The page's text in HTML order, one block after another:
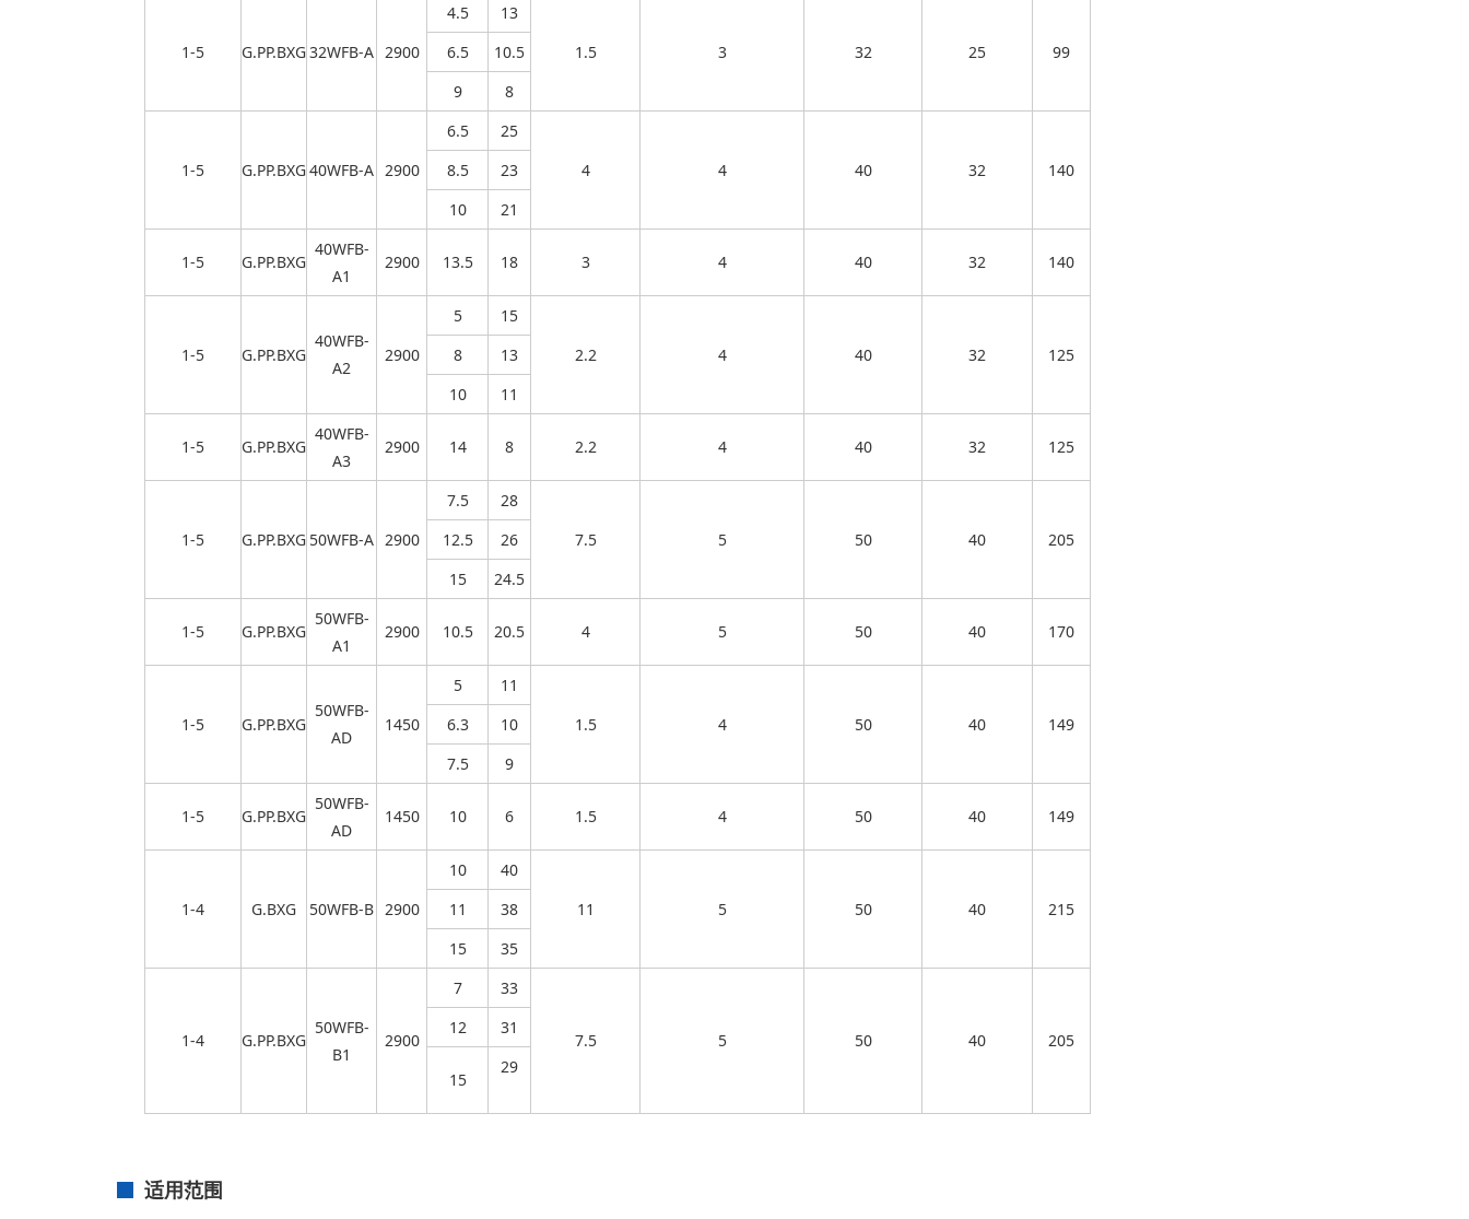
1-5 G.PP.BXG32WFB-A 2900
4.5
13
1.5
3 32 25 99
6.5
10.5
9
8
1-5 G.PP.BXG40WFB-A 2900
6.5
25
4
4 40 32 140
8.5
23
10
21
1-5 G.PP.BXG
40WFB-
A1
2900 13.5 18 3 4 40 32 140
1-5 G.PP.BXG
40WFB-
A2
2900
5
15
2.2
4 40 32 125
8
13
10
11
1-5 G.PP.BXG
40WFB-
A3
2900 14 8 2.2 4 40 32 125
1-5 G.PP.BXG 50WFB-A 2900
7.5
28
7.5
5 50 40 205
12.5
26
15
24.5
1-5 G.PP.BXG
50WFB-
A1
2900 10.5 20.5 4 5 50 40 170
1-5 G.PP.BXG
50WFB-
AD
1450
5
11
1.5
4 50 40 149
6.3
10
7.5
9
1-5 G.PP.BXG
50WFB-
AD
1450 10 6 1.5 4 50 40 149
1-4 G.BXG 50WFB-B 2900
10
40
11
5 50 40 215
11
38
15
35
1-4 G.PP.BXG
50WFB-
B1
2900
7 33
7.5 5 50 40 205
12 31
15
29
适用范围